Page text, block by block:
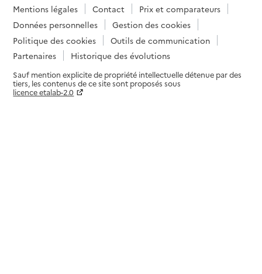
Mentions légales
Contact
Prix et comparateurs
Données personnelles
Gestion des cookies
Politique des cookies
Outils de communication
Partenaires
Historique des évolutions
Sauf mention explicite de propriété intellectuelle détenue par des
tiers, les contenus de ce site sont proposés sous
licence etalab-2.0